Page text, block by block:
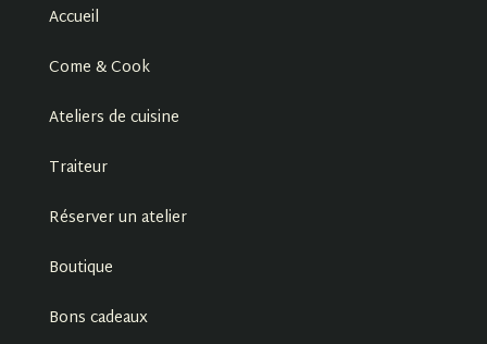
Accueil
Come & Cook
Ateliers de cuisine
Traiteur
Réserver un atelier
Boutique
Bons cadeaux